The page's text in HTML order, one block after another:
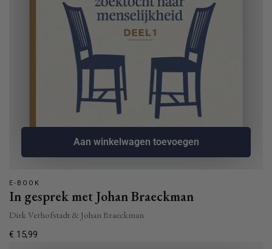
Aan winkelwagen toevoegen
E-BOOK
In gesprek met Johan Braeckman
Dirk Verhofstadt & Johan Braeckman
Normale
€ 15,99